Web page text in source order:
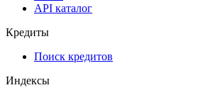
API
API and Data Feed
API каталог
Кредиты